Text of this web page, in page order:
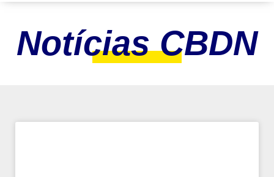
Notícias CBDN